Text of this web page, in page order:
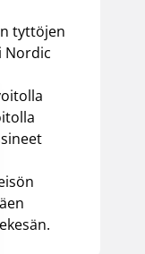
tyttöjen
Nordic